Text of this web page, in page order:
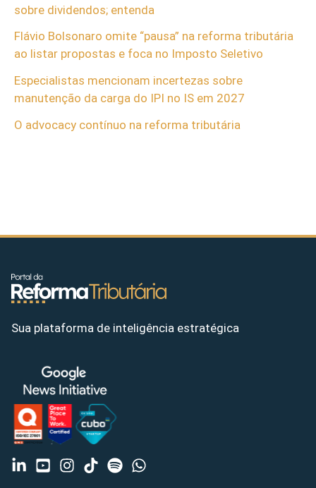
sobre dividendos; entenda
Flávio Bolsonaro omite “pausa” na reforma tributária
ao listar propostas e foca no Imposto Seletivo
Especialistas mencionam incertezas sobre
manutenção da carga do IPI no IS em 2027
O advocacy contínuo na reforma tributária
Sua plataforma de inteligência estratégica